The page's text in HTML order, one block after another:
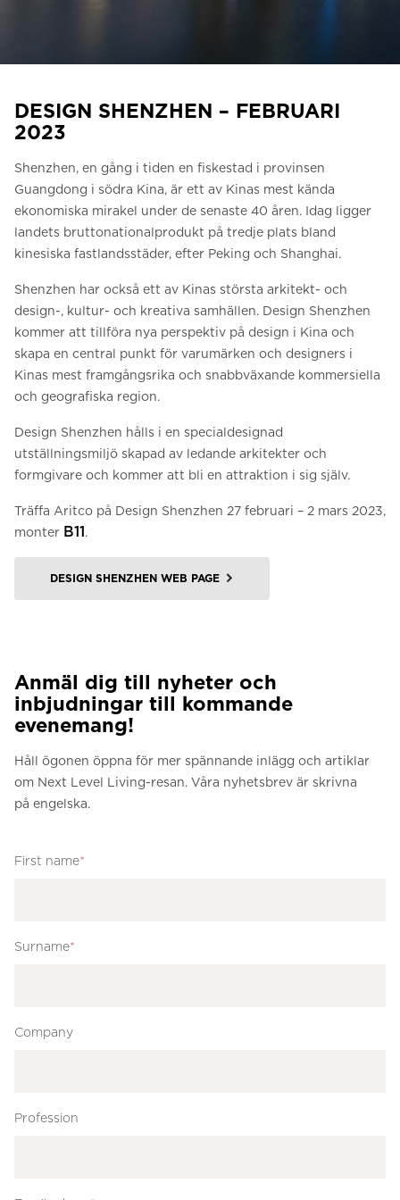
Be om ett offertförslag
FAQ
DESIGN SHENZHEN – FEBRUARI
2023
Shenzhen, en gång i tiden en fiskestad i provinsen
Guangdong i södra Kina, är ett av Kinas mest kända
ekonomiska mirakel under de senaste 40 åren. Idag ligger
landets bruttonationalprodukt på tredje plats bland
kinesiska fastlandsstäder, efter Peking och Shanghai.
Shenzhen har också ett av Kinas största arkitekt- och
design-, kultur- och kreativa samhällen. Design Shenzhen
kommer att tillföra nya perspektiv på design i Kina och
skapa en central punkt för varumärken och designers i
Kinas mest framgångsrika och snabbväxande kommersiella
och geografiska region.
Design Shenzhen hålls i en specialdesignad
utställningsmiljö skapad av ledande arkitekter och
formgivare och kommer att bli en attraktion i sig själv.
Träffa Aritco på Design Shenzhen 27 februari – 2 mars 2023,
monter B11.
DESIGN SHENZHEN WEB PAGE
Anmäl dig till nyheter och
inbjudningar till kommande
evenemang!
Håll ögonen öppna för mer spännande inlägg och artiklar
om Next Level Living-resan. Våra nyhetsbrev är skrivna
på engelska.
First name*
Surname*
Company
Profession